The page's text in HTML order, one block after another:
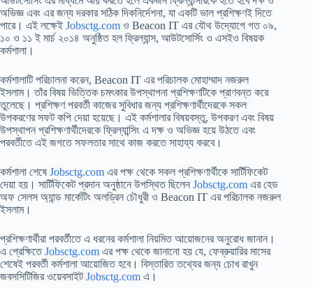
অভিজ্ঞ এবং এর জন্য দরকার সঠিক দিকনির্দেশনা, যা একটি ভাল প্রশিক্ষণই দিতে
পারে। এই লক্ষেই Jobsctg.com ও Beacon IT এর যৌথ উদ্যোগে গত ০৯,
১০ ও ১১ ই মার্চ ২০১৪ অনুষ্ঠিত হল ফ্রিল্যান্স, আউটসোর্সিং ও এসইও বিষয়ক
কর্মশালা।
কর্মশালাটি পরিচালনা করেন, Beacon IT এর পরিচালক মোহাম্মাদ নজরুল
ইসলাম। তাঁর বিষয় ভিত্তিক চমৎকার উপস্থাপনা প্রশিক্ষণটিকে প্রাণবন্ত করে
তুলেছে। প্রশিক্ষণ পরবর্তী কাজের সুবিধার জন্য প্রশিক্ষণার্থীদেরকে সকল
উপকরণের সফট কপি দেয়া হয়েছে। এই কর্মশালার বিষয়বস্তু, উপকরণ এবং বিষয়
উপস্থাপন প্রশিক্ষণার্থীদেরকে ফ্রিল্যান্সিং এ দক্ষ ও অভিজ্ঞ হয়ে উঠতে এবং
পরবর্তীতে এই জগতে সফলতার সাথে কাজ করতে সাহায্য করবে।
কর্মশালা শেষে Jobsctg.com এর পক্ষ থেকে সকল প্রশিক্ষণার্থীকে সার্টিফিকেট
দেয়া হয়। সার্টিফিকেট প্রদান অনুষ্ঠানে উপস্থিত ছিলেন Jobsctg.com এর হেড
অফ সেলস অ্যান্ড মার্কেটিং অলড্রিন চৌধুরী ও Beacon IT এর পরিচালক নজরুল
ইসলাম।
প্রশিক্ষণার্থীরা পরবর্তীতে এ ধরনের কর্মশালা নিয়মিত আয়োজনের অনুরোধ জানান।
এ প্রেক্ষিতেJobsctg.com এর পক্ষ থেকে জানানো হয় যে, ফেব্রুয়ারির মাসের
শেষেই পরবর্তী কর্মশালা আয়োজিত হবে। বিস্তারিত তথ্যের জন্য চোখ রাখুন
জবসসিটিজির ওয়েবসাইটJobsctg.com এ।